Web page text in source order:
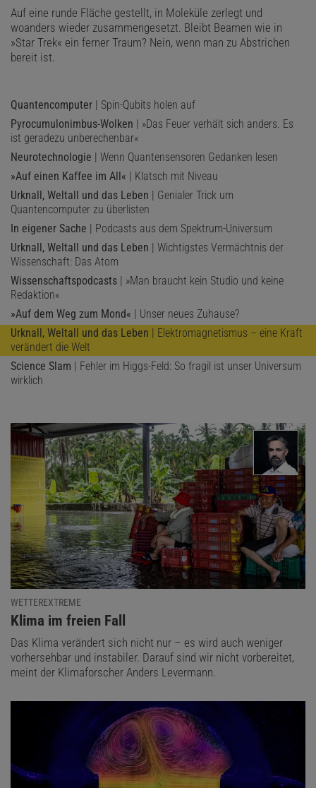
Auf eine runde Fläche gestellt, in Moleküle zerlegt und
woanders wieder zusammengesetzt. Bleibt Beamen wie in
»Star Trek« ein ferner Traum? Nein, wenn man zu Abstrichen
bereit ist.
Quantencomputer | Spin-Qubits holen auf
Pyrocumulonimbus-Wolken | »Das Feuer verhält sich anders. Es
ist geradezu unberechenbar«
Neurotechnologie | Wenn Quantensensoren Gedanken lesen
»Auf einen Kaffee im All« | Klatsch mit Niveau
Urknall, Weltall und das Leben | Genialer Trick um
Quantencomputer zu überlisten
In eigener Sache | Podcasts aus dem Spektrum-Universum
Urknall, Weltall und das Leben | Wichtigstes Vermächtnis der
Wissenschaft: Das Atom
Wissenschaftspodcasts | »Man braucht kein Studio und keine
Redaktion«
»Auf dem Weg zum Mond« | Unser neues Zuhause?
Urknall, Weltall und das Leben | Elektromagnetismus – eine Kraft
verändert die Welt
Science Slam | Fehler im Higgs-Feld: So fragil ist unser Universum
wirklich
WETTEREXTREME
:
Klima im freien Fall
Das Klima verändert sich nicht nur – es wird auch weniger
vorhersehbar und instabiler. Darauf sind wir nicht vorbereitet,
meint der Klimaforscher Anders Levermann.